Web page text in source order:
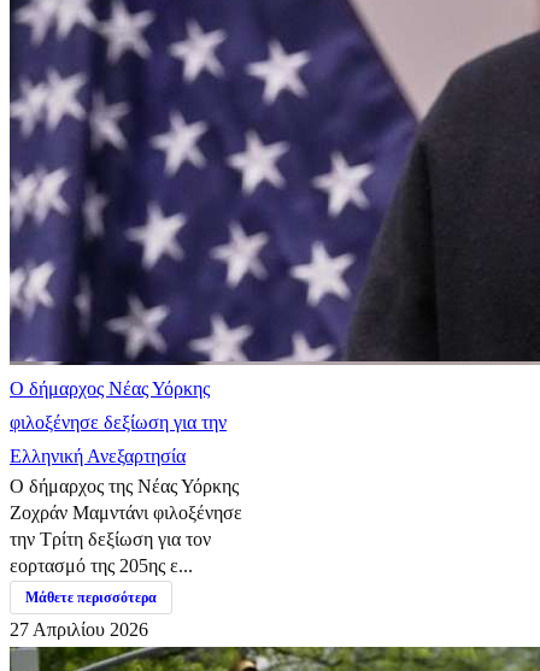
Ο δήμαρχος Νέας Υόρκης
φιλοξένησε δεξίωση για την
Ελληνική Ανεξαρτησία
Ο δήμαρχος της Νέας Υόρκης
Ζοχράν Μαμντάνι φιλοξένησε
την Τρίτη δεξίωση για τον
εορτασμό της 205ης ε...
Μάθετε περισσότερα
27 Απριλίου 2026